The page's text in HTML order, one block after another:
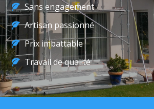
Sans engagement
Artisan passionné
Prix imbattable
Travail de qualité